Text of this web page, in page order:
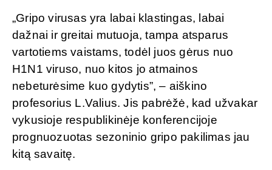
„Gripo virusas yra labai klastingas, labai
dažnai ir greitai mutuoja, tampa atsparus
vartotiems vaistams, todėl juos gėrus nuo
H1N1 viruso, nuo kitos jo atmainos
nebeturėsime kuo gydytis”, – aiškino
profesorius L.Valius. Jis pabrėžė, kad užvakar
vykusioje respublikinėje konferencijoje
prognuozuotas sezoninio gripo pakilimas jau
kitą savaitę.